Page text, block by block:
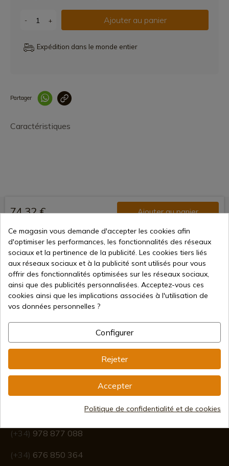
- + Ajouter au panier
Expédition dans le monde entier
Partager
Caractéristiques
74,32 € Ajouter au panier
Vente en ligne depuis 1998
Méthodes de paiement
sécurisées
info@aceros-de-hispania.com
(+34) 978 877 088
(+34) 676 850 364
Ce magasin vous demande d'accepter les cookies afin
d'optimiser les performances, les fonctionnalités des réseaux
sociaux et la pertinence de la publicité. Les cookies tiers liés
aux réseaux sociaux et à la publicité sont utilisés pour vous
offrir des fonctionnalités optimisées sur les réseaux sociaux,
ainsi que des publicités personnalisées. Acceptez-vous ces
cookies ainsi que les implications associées à l'utilisation de
vos données personnelles ?
Configurer
Rejeter
Accepter
Politique de confidentialité et de cookies